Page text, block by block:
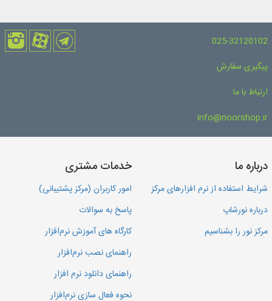
025-32120102
پیگیری سفارش
ارتباط با ما
info@noorshop.ir
درباره ما
شرایط استفاده از نرم افزارهای مرکز
درباره نورشاپ
مرکز نور را بشناسیم
خدمات مشتری
امور کاربران (مرکز پشتیبانی)
پاسخ به سوالات
کارگاه های آموزش نرم‌افزار
راهنمای نصب نرم‌افزار
راهنمای دانلود نرم افزار
نحوه فعال سازی نرم‌افزار